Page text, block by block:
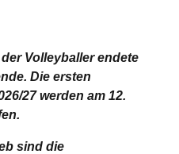
Volleyballer endete
Die ersten
27 werden am 12.
sind die